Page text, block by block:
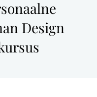
Design